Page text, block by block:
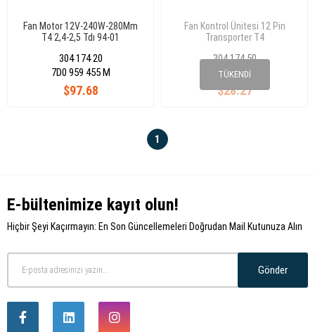
Fan Motor 12V-240W-280Mm
T4 2,4-2,5 Tdı 94-01
304 174 20
$97.68
7D0 959 455 M TÜKENDI
Fan Kontrol Ünitesi 12 Pin
Transporter T4
304 174 50
$28.27
701 919 506
1
E-bültenimize kayıt olun!
Hiçbir Şeyi Kaçırmayın: En Son Güncellemeleri Doğrudan Mail Kutunuza Alın
Gönder